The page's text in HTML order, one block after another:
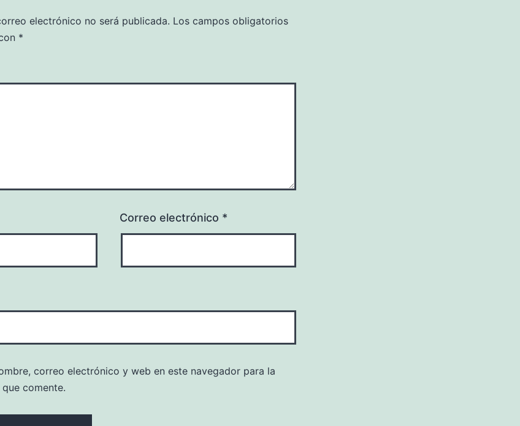
electrónico no será publicada. Los campos obligatorios
*
Correo electrónico *
correo electrónico y web en este navegador para la
comente.